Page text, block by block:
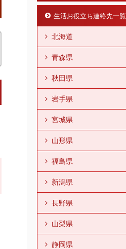
生活お役立ち連絡先一覧
北海道
青森県
秋田県
岩手県
宮城県
山形県
福島県
新潟県
長野県
山梨県
静岡県